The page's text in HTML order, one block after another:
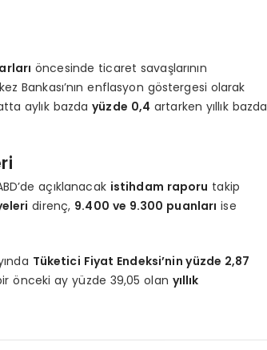
öncesinde ticaret savaşlarının
Bankası’nın enflasyon göstergesi olarak
aylık bazdayüzde 0,4 artarken yıllık bazda
açıklanacak istihdam raporu takip
direnç, 9.400 ve 9.300 puanları ise
Tüketici Fiyat Endeksi’nin yüzde 2,87
önceki ay yüzde 39,05 olan yıllık